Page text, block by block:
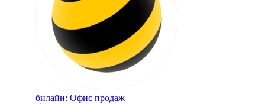
билайн: Офис продаж